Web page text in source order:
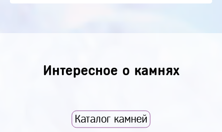
Интересное о камнях
Каталог камней